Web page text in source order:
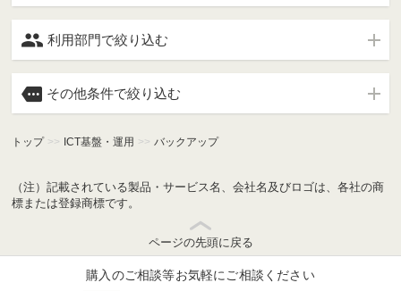
 利用部門で絞り込む
 その他条件で絞り込む
トップ >> ICT基盤・運用 >> バックアップ
（注）記載されている製品・サービス名、会社名及びロゴは、各社の商
標または登録商標です。
ページの先頭に戻る
購入のご相談等お気軽にご相談ください